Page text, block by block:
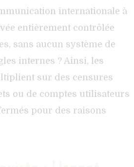
internationale à
entièrement contrôlée
sans aucun système de
internes ? Ainsi, les
sur des censures
ou de comptes utilisateurs
pour des raisons